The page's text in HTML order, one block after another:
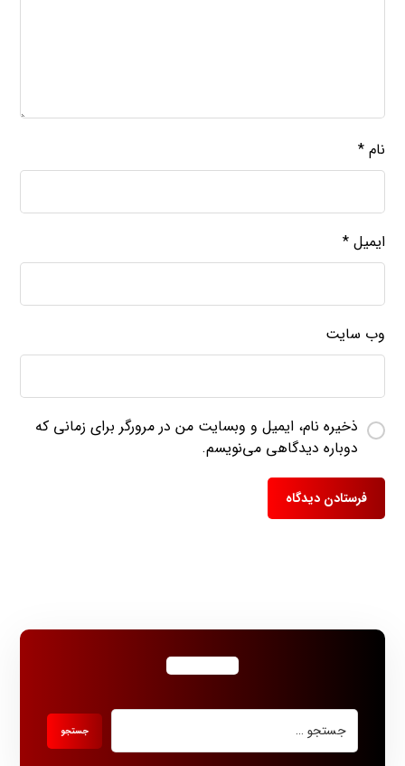
نام*
ایمیل*
وب‌ سایت
ذخیره نام، ایمیل و وبسایت من در مرورگر برای زمانی که
دوباره دیدگاهی می‌نویسم.